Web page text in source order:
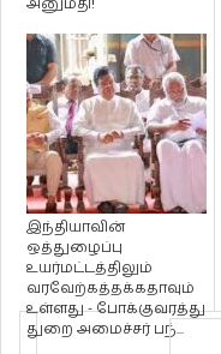
அனுமதி!
இந்தியாவின்
ஒத்துழைப்பு
உயர்மட்டத்திலும்
வரவேற்கத்தக்கதாவும்
உள்ளது - போக்குவரத்து
துறை அமைச்சர் பந்...